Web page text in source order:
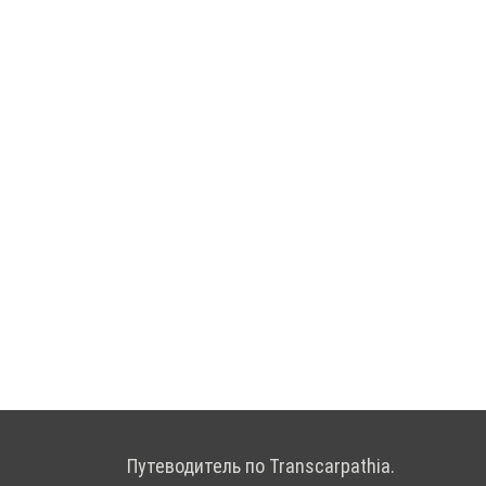
Путеводитель по Transcarpathia.